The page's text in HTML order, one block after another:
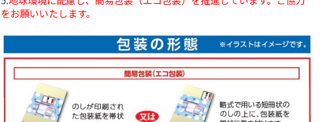
をお願いいたします。